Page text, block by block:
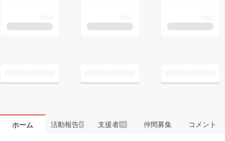
ホーム 活動報告8 支援者 15 仲間募集 コメント